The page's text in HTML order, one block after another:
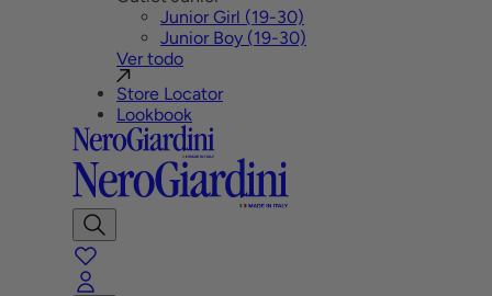
Junior Girl (19-30)
Junior Boy (19-30)
Ver todo
Store Locator
Lookbook
Buscar
favoritos
Cuenta